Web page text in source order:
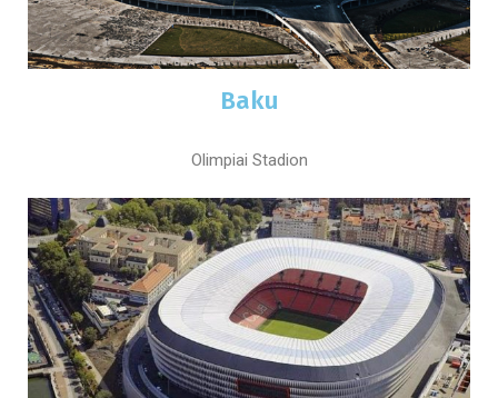
Baku
Olimpiai Stadion